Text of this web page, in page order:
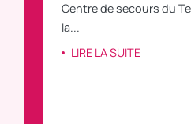
Centre de secours du
la...
LIRE LA SUITE